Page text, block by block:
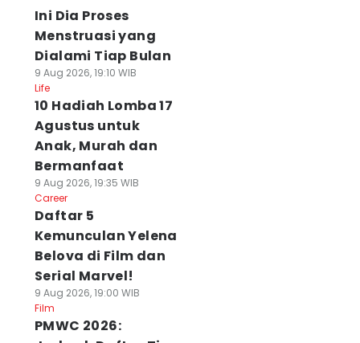
Ini Dia Proses
Menstruasi yang
Dialami Tiap Bulan
9 Aug 2026, 19:10 WIB
Life
10 Hadiah Lomba 17
Agustus untuk
Anak, Murah dan
Bermanfaat
9 Aug 2026, 19:35 WIB
Career
Daftar 5
Kemunculan Yelena
Belova di Film dan
Serial Marvel!
9 Aug 2026, 19:00 WIB
Film
PMWC 2026: